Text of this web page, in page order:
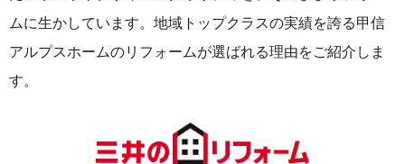
ムに生かしています。 地域トップクラスの実績を誇る甲信
アルプスホームのリフォームが選ばれる理由をご紹介しま
す。